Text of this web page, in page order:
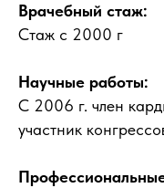
Врачебный стаж:
Стаж с 2000 г
Научные работы:
С 2006 г. член
участник